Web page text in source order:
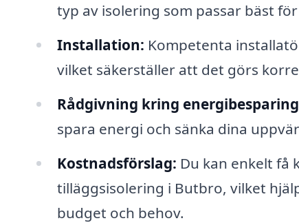
typ av isolering som passar bäst
Installation: Kompetenta
vilket säkerställer att det görs
Rådgivning kring
spara energi och sänka dina
Kostnadsförslag: Du kan enkelt
tilläggsisolering i Butbro, vilket
budget och behov.